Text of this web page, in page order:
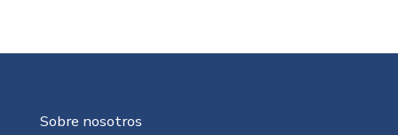
Sobre nosotros